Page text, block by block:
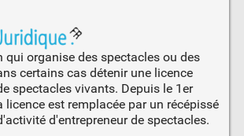
qui organise des spectacles ou des
certains cas détenir une licence
spectacles vivants. Depuis le 1er
licence est remplacée par un récépissé
d'entrepreneur de spectacles.